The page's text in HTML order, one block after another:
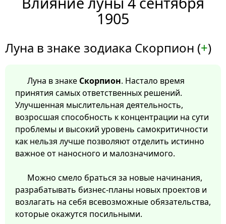
1905
Луна в знаке зодиака Скорпион (+)
Луна в знаке Скорпион. Настало время
принятия самых ответственных решений.
Улучшенная мыслительная деятельность,
возросшая способность к концентрации на сути
проблемы и высокий уровень самокритичности
как нельзя лучше позволяют отделить истинно
важное от наносного и малозначимого.
Можно смело браться за новые начинания,
разрабатывать бизнес-планы новых проектов и
возлагать на себя всевозможные обязательства,
которые окажутся посильными.